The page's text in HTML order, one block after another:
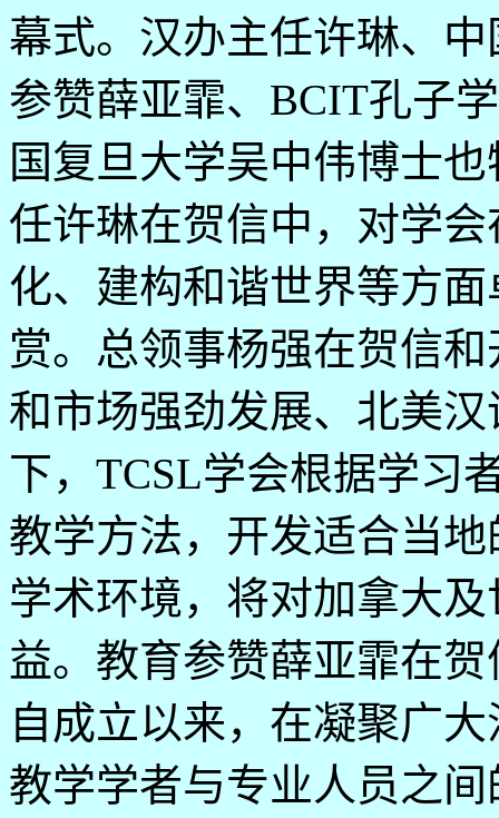
幕式。汉办主任许琳、
参赞薛亚霏、 BCIT孔子
国复旦大学吴中伟博士
任许琳在贺信中，对学
化、建构和谐世界等方
赏。总领事杨强在贺信
和市场强劲发展、北美
下， TCSL学会根据学习
教学方法，开发适合当
学术环境，将对加拿大
益。教育参赞薛亚霏在
自成立以来，在凝聚广
教学学者与专业人员之